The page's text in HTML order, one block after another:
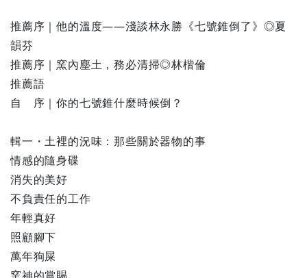
推薦序｜他的溫度——淺談林永勝《七號錐倒了》◎夏
韻芬
推薦序｜窯內塵土，務必清掃◎林楷倫
推薦語
自 序｜你的七號錐什麼時候倒？
輯一・土裡的況味：那些關於器物的事
情感的隨身碟
消失的美好
不負責任的工作
年輕真好
照顧腳下
萬年狗屎